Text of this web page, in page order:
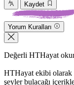
Kaydet
Yorum Kuralları
Değerli HTHayat
HTHayat ekibi olarak
şeyler bulacağı